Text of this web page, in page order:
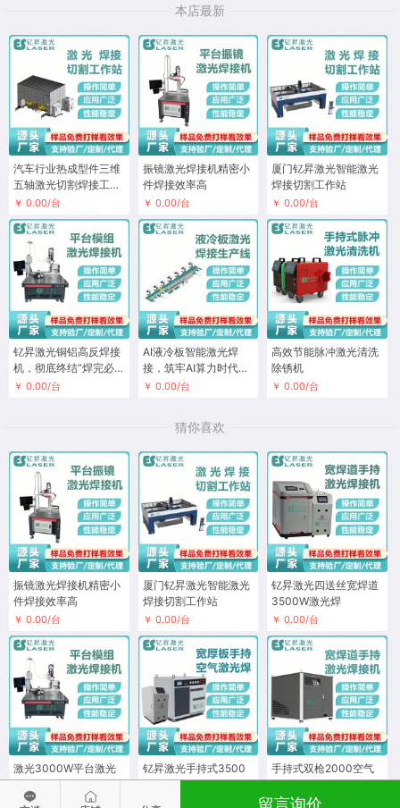
本店最新
汽车行业热成型件三维
五轴激光切割焊接工作
站
￥ 0.00/台
振镜激光焊接机精密小
件焊接效率高
￥ 0.00/台
厦门钇昇激光智能激光
焊接切割工作站
￥ 0.00/台
钇昇激光铜铝高反焊接
机，彻底终结“焊完必
磨”的行业痛点
￥ 0.00/台
AI液冷板智能激光焊
接，筑牢AI算力时代
的“散热防线”
￥ 0.00/台
高效节能脉冲激光清洗
除锈机
￥ 0.00/台
猜你喜欢
振镜激光焊接机精密小
件焊接效率高
￥ 0.00/台
厦门钇昇激光智能激光
焊接切割工作站
￥ 0.00/台
钇昇激光四送丝宽焊道
3500W激光焊
￥ 0.00/台
激光3000W平台激光
焊接机—精密高效
面议
钇昇激光手持式3500
瓦空气激光焊
￥ 0.00/台
手持式双枪2000空气
激光焊
￥ 0.00/台
留言询价